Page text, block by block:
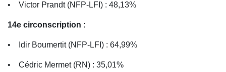
• Victor Prandt (NFP-LFI) : 48,13%
14e circonscription :
• Idir Boumertit (NFP-LFI) : 64,99%
• Cédric Mermet (RN) : 35,01%